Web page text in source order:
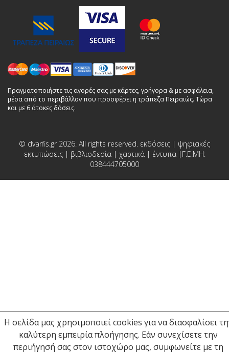
Η σελίδα μας χρησιμοποιεί cookies για να διασφαλίσει
καλύτερη εμπειρία πλοήγησης. Εάν συνεχίσετε την
περιήγησή σας στον ιστοχώρο μας, συμφωνείτε με τη
Πραγματοποιήστε τις αγορές σας με κάρτες, γρήγορα & με ασφάλεια,
μέσα από το περιβάλλον που προσφέρει η τράπεζα Πειραιώς. Τώρα
και με 6 άτοκες δόσεις.
© dvarfis.gr 2026. All rights reserved. εκδόσεις | ψηφιακές
εκτυπώσεις | βιβλιοδεσία | χαρτικά | έντυπα |Γ.Ε.ΜΗ:
038444705000